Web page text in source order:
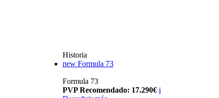
Historia
new Formula 73
Formula 73
PVP Recomendado: 17.290€ i